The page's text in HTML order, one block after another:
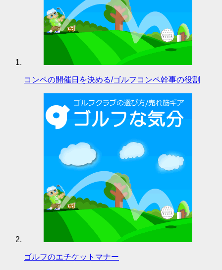
コンペの開催日を決める/ゴルフコンペ幹事の役割
ゴルフのエチケットマナー